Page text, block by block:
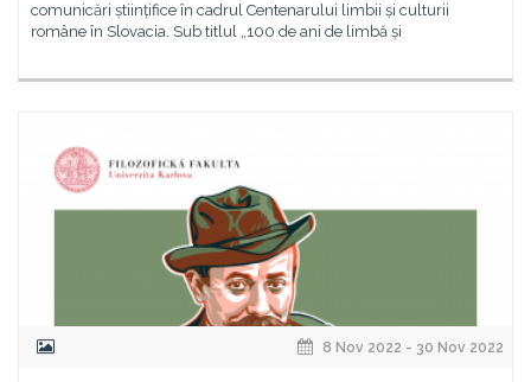
comunicări științifice în cadrul Centenarului limbii și culturii
române în Slovacia. Sub titlul „100 de ani de limbă și
8 Nov 2022 - 30 Nov 2022